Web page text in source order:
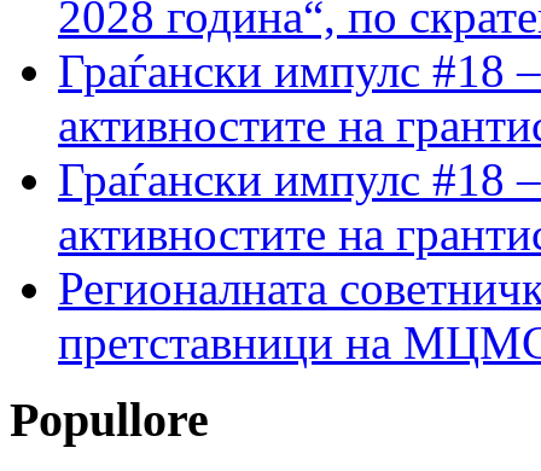
2028 година“, по
Граѓански импулс #18
активностите на
Граѓански импулс #18
активностите на
Регионалната
претставници на МЦМС
Popullore